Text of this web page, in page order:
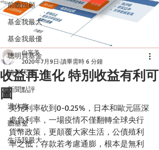
前瞻回顧
基金我最大
基金我最優
聰明買基金
債券天地
新聞點評
退休趣
聽基金
生活我最大
收益再進化 特別收益有利可
圖
白富美
2020年7月9日 讀畢需時 6 分鐘
美元利率砍到0-0.25%，日本和歐元區深
處負利率，一場疫情不僅翻轉全球央行
貨幣政策，更顛覆大家生活，公債殖利
率之低，存款若考慮通膨，根本是無利